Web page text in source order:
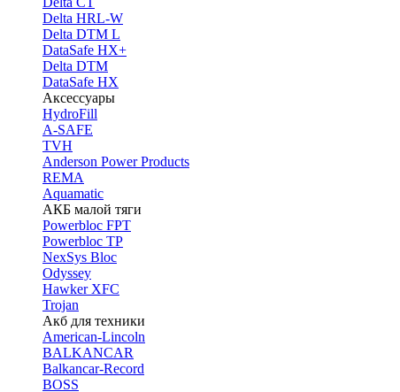
Delta HRL-W
Delta DTM L
DataSafe HX+
Delta DTM
DataSafe HX
Аксессуары
HydroFill
A-SAFE
TVH
Anderson Power Products
REMA
Aquamatic
АКБ малой тяги
Powerbloc FPT
Powerbloc TP
NexSys Bloc
Odyssey
Hawker XFC
Trojan
Акб для техники
American-Lincoln
BALKANCAR
Balkancar-Record
BOSS